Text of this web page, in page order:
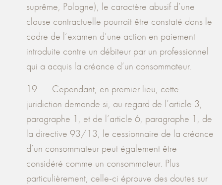
suprême, Pologne), le caractère abusif d’une
clause contractuelle pourrait être constaté dans le
cadre de l’examen d’une action en paiement
introduite contre un débiteur par un professionnel
qui a acquis la créance d’un consommateur.
19 Cependant, en premier lieu, cette
juridiction demande si, au regard de l’article 3,
paragraphe 1, et de l’article 6, paragraphe 1, de
la directive 93/13, le cessionnaire de la créance
d’un consommateur peut également être
considéré comme un consommateur. Plus
particulièrement, celle-ci éprouve des doutes sur